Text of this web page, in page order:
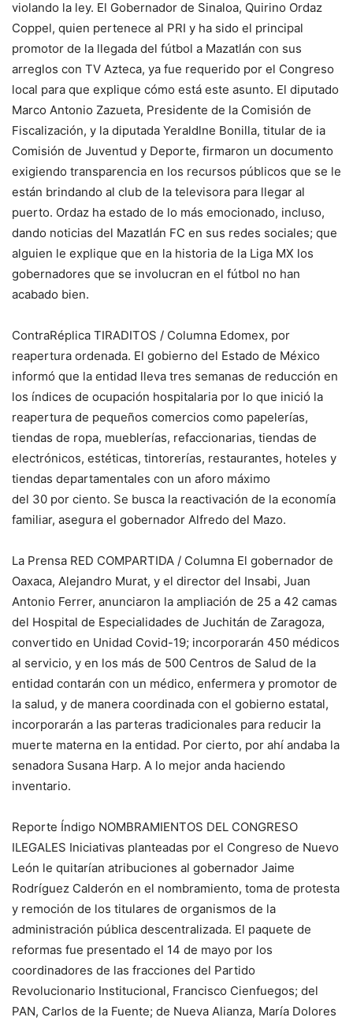
violando la ley. El Gobernador de Sinaloa, Quirino Ordaz
Coppel, quien pertenece al PRI y ha sido el principal
promotor de la llegada del fútbol a Mazatlán con sus
arreglos con TV Azteca, ya fue requerido por el Congreso
local para que explique cómo está este asunto. El diputado
Marco Antonio Zazueta, Presidente de la Comisión de
Fiscalización, y la diputada Yeraldlne Bonilla, titular de ia
Comisión de Juventud y Deporte, firmaron un documento
exigiendo transparencia en los recursos públicos que se le
están brindando al club de la televisora para llegar al
puerto. Ordaz ha estado de lo más emocionado, incluso,
dando noticias del Mazatlán FC en sus redes sociales; que
alguien le explique que en la historia de la Liga MX los
gobernadores que se involucran en el fútbol no han
acabado bien.
ContraRéplica TIRADITOS / Columna Edomex, por
reapertura ordenada. El gobierno del Estado de México
informó que la entidad lleva tres semanas de reducción en
los índices de ocupación hospitalaria por lo que inició la
reapertura de pequeños comercios como papelerías,
tiendas de ropa, mueblerías, refaccionarias, tiendas de
electrónicos, estéticas, tintorerías, restaurantes, hoteles y
tiendas departamentales con un aforo máximo
del 30 por ciento. Se busca la reactivación de la economía
familiar, asegura el gobernador Alfredo del Mazo.
La Prensa RED COMPARTIDA / Columna El gobernador de
Oaxaca, Alejandro Murat, y el director del Insabi, Juan
Antonio Ferrer, anunciaron la ampliación de 25 a 42 camas
del Hospital de Especialidades de Juchitán de Zaragoza,
convertido en Unidad Covid-19; incorporarán 450 médicos
al servicio, y en los más de 500 Centros de Salud de la
entidad contarán con un médico, enfermera y promotor de
la salud, y de manera coordinada con el gobierno estatal,
incorporarán a las parteras tradicionales para reducir la
muerte materna en la entidad. Por cierto, por ahí andaba la
senadora Susana Harp. A lo mejor anda haciendo
inventario.
Reporte Índigo NOMBRAMIENTOS DEL CONGRESO
ILEGALES Iniciativas planteadas por el Congreso de Nuevo
León le quitarían atribuciones al gobernador Jaime
Rodríguez Calderón en el nombramiento, toma de protesta
y remoción de los titulares de organismos de la
administración pública descentralizada. El paquete de
reformas fue presentado el 14 de mayo por los
coordinadores de las fracciones del Partido
Revolucionario Institucional, Francisco Cienfuegos; del
PAN, Carlos de la Fuente; de Nueva Alianza, María Dolores